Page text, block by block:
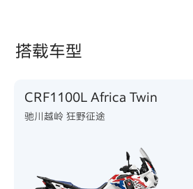
搭载车型
CRF1100L Africa Twin
驰川越岭 狂野征途